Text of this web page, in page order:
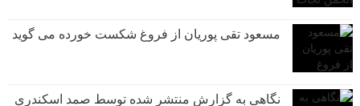
مسعود تقی پوریان از فروغ شکست خورده می گوید
نگاهی به گزارش منتشر شده توسط صمد اسکندری